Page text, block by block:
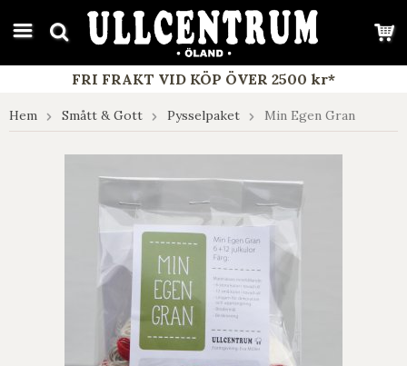
google-site-verification: google7e4b1026db5d9f32.html
FRI FRAKT VID KÖP ÖVER 2500 kr*
Hem Smått & Gott Pysselpaket Min Egen Gran